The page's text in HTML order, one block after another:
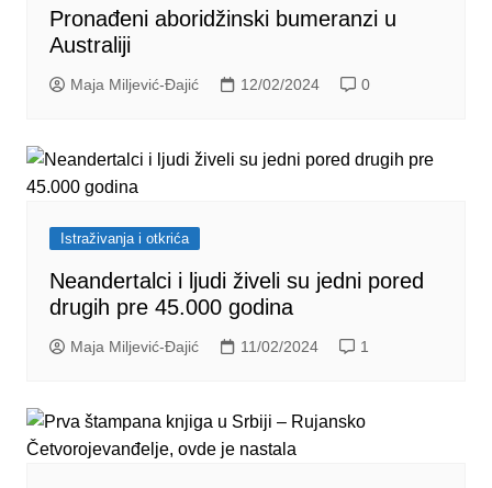
Pronađeni aboridžinski bumeranzi u
Australiji
Maja Miljević-Đajić 12/02/2024 0
Istraživanja i otkrića
Neandertalci i ljudi živeli su jedni pored
drugih pre 45.000 godina
Maja Miljević-Đajić 11/02/2024 1